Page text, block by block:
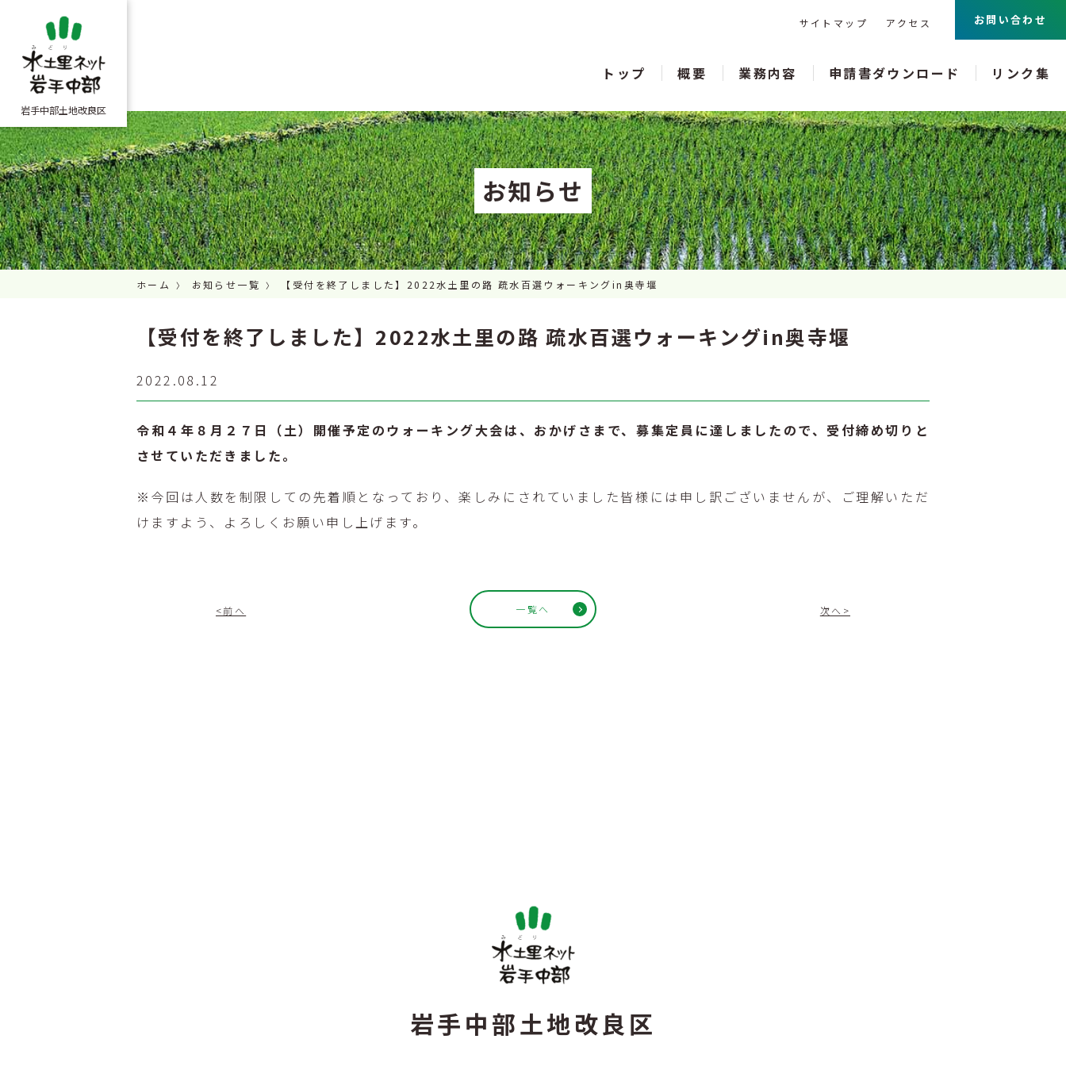
岩手中部土地改良区
トップ 概要 業務内容 申請書ダウンロード リンク集
お問い合わせ
アクセス
サイトマップ
お知らせ
ホーム お知らせ一覧 【受付を終了しました】2022水土里の路 疏水百選ウォーキングin奥寺堰
【受付を終了しました】2022水土里の路 疏水百選ウォーキングin奥寺堰
2022.08.12
令和４年８月２７日（土）開催予定のウォーキング大会は、おかげさまで、募集定員に達しましたので、受付締め切りと
させていただきました。
※今回は人数を制限しての先着順となっており、楽しみにされていました皆様には申し訳ございませんが、ご理解いただ
けますよう、よろしくお願い申し上げます。
<前へ 一覧へ 次へ>
岩手中部土地改良区